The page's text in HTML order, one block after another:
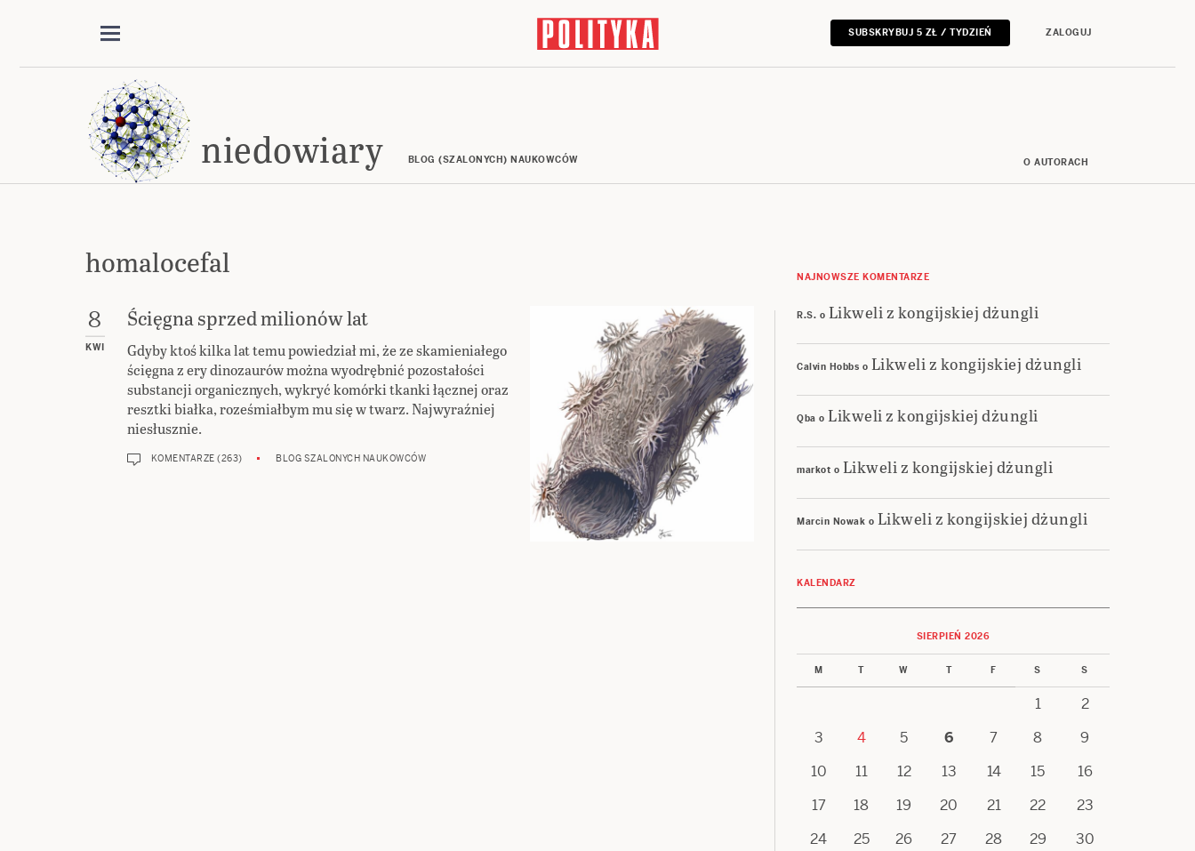
SUBSKRYBUJ 5 ZŁ / TYDZIEŃ ZALOGUJ
niedowiary BLOG (SZALONYCH) NAUKOWCÓW O AUTORACH
homalocefal
8
KWI
Ścięgna sprzed milionów lat
Gdyby ktoś kilka lat temu powiedział mi, że ze skamieniałego
ścięgna z ery dinozaurów można wyodrębnić pozostałości
substancji organicznych, wykryć komórki tkanki łącznej oraz
resztki białka, roześmiałbym mu się w twarz. Najwyraźniej
niesłusznie.
KOMENTARZE (263) BLOG SZALONYCH NAUKOWCÓW
NAJNOWSZE KOMENTARZE
R.S. o Likweli z kongijskiej dżungli
Calvin Hobbs o Likweli z kongijskiej dżungli
Qba o Likweli z kongijskiej dżungli
markot o Likweli z kongijskiej dżungli
Marcin Nowak o Likweli z kongijskiej dżungli
KALENDARZ
SIERPIEŃ 2026
M T W T F S S
1
2
3
4 5 6 7 8
9
10
11 12 13 14 15
16
17
18 19 20 21 22
23
24
25 26 27 28 29
30